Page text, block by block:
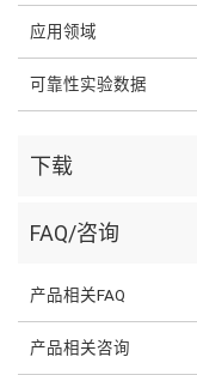
应用领域
可靠性实验数据
下载
FAQ/咨询
产品相关FAQ
产品相关咨询